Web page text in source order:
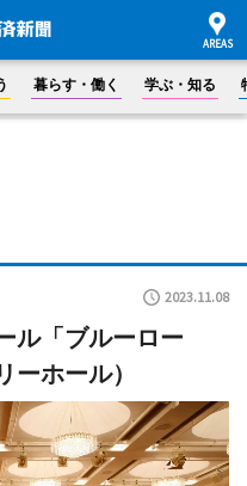
暮らす・働く 学ぶ・知る
2023.11.08
ル「ブルーロー
ホール）